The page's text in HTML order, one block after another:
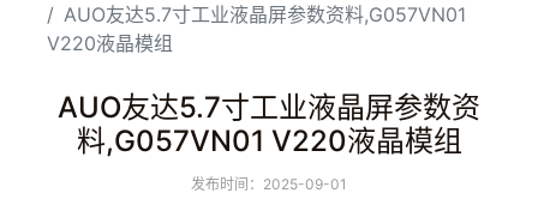
AUO友达5.7寸工业液晶屏参数资料,G057VN01
V220液晶模组
AUO友达5.7寸工业液晶屏参数资
料,G057VN01 V220液晶模组
发布时间：2025-09-01